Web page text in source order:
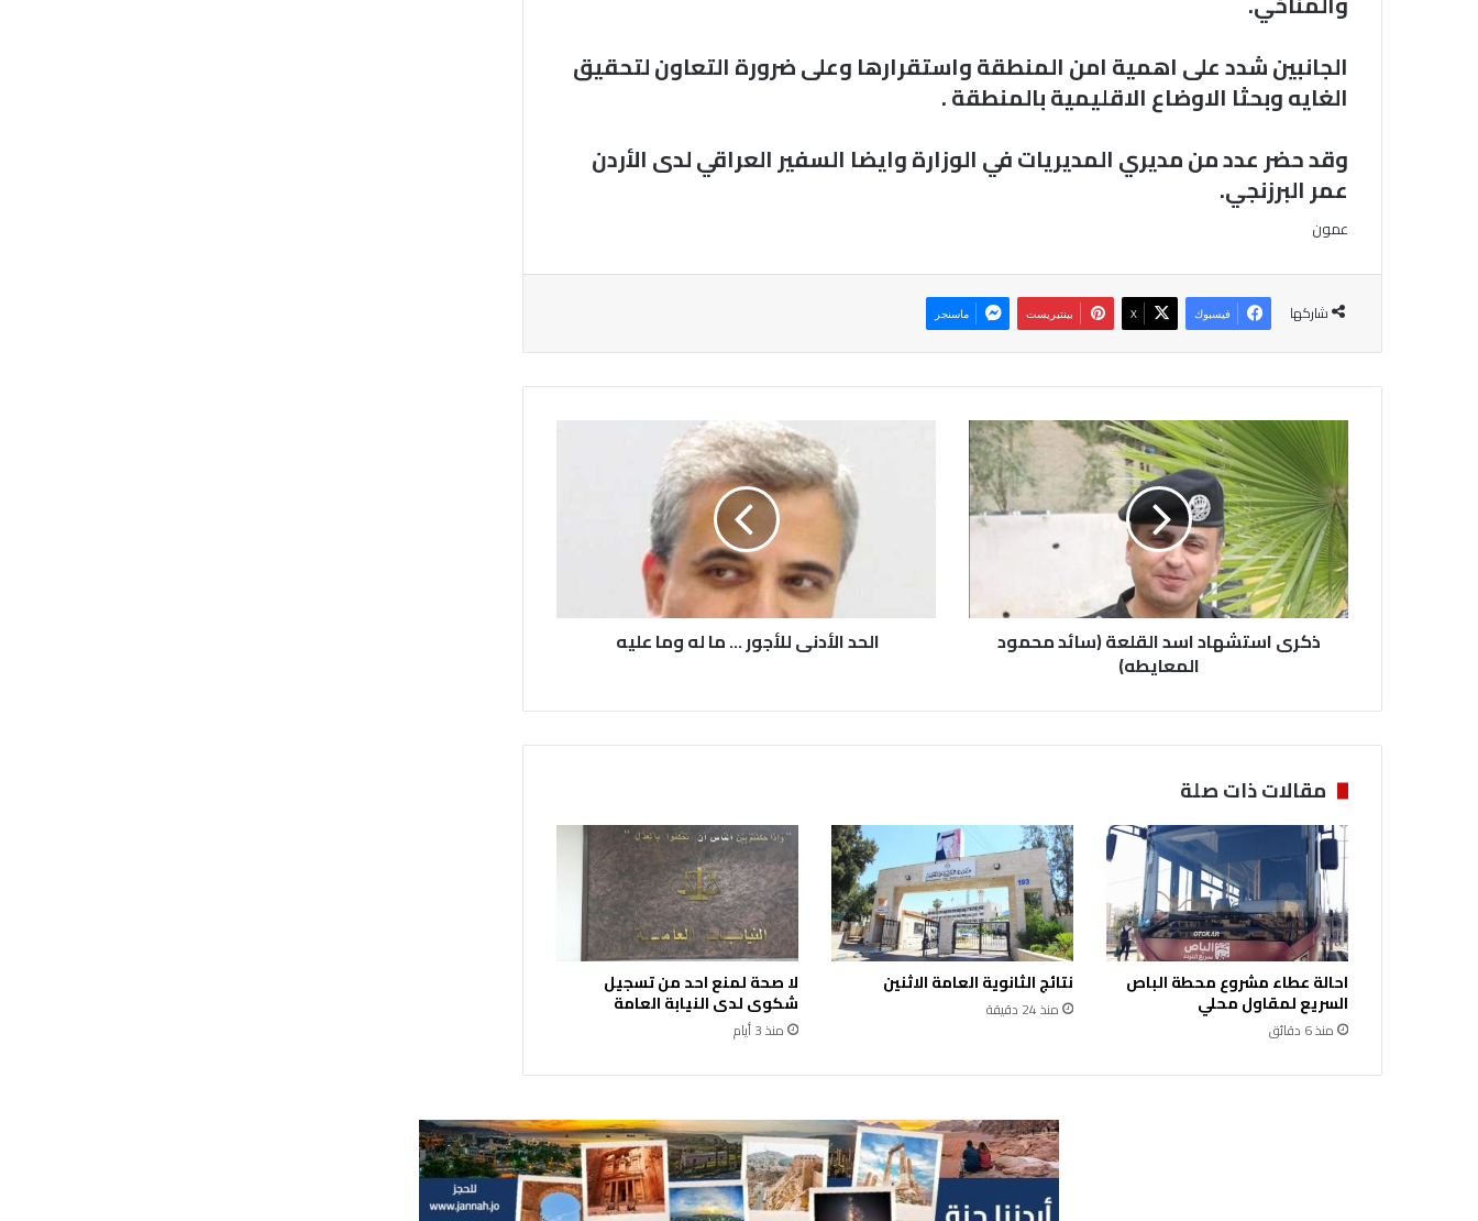
الجانبين شدد على اهمية امن المنطقة واستقرارها وعلى ضرورة التعاون لتحقيق
الغايه وبحثا الاوضاع الاقليمية بالمنطقة .
وقد حضر عدد من مديري المديريات في الوزارة وايضا السفير العراقي لدى الأردن
عمر البرزنجي.
عمون
شاركها فيسبوك ‫X بينتيريست ماسنجر
ذكرى
استشهاد
اسد
القلعة
(سائد
محمود
المعايطه)
ذكرى استشهاد اسد القلعة (سائد محمود
المعايطه)
الحد الأدنى للأجور ... ما له وما عليه
مقالات ذات صلة
احالة عطاء مشروع محطة الباص
السريع لمقاول محلي
منذ 6 دقائق
نتائج الثانوية العامة الاثنين
منذ 24 دقيقة
لا صحة لمنع احد من تسجيل
شكوى لدى النيابة العامة
منذ 3 أيام